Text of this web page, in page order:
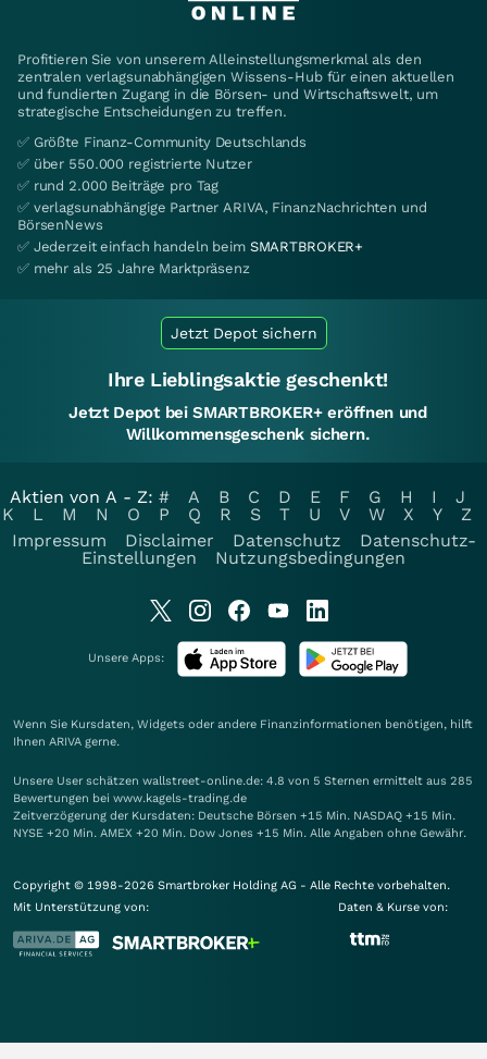
Profitieren Sie von unserem Alleinstellungsmerkmal als den
zentralen verlagsunabhängigen Wissens-Hub für einen aktuellen
und fundierten Zugang in die Börsen- und Wirtschaftswelt, um
strategische Entscheidungen zu treffen.
✅ Größte Finanz-Community Deutschlands
✅ über 550.000 registrierte Nutzer
✅ rund 2.000 Beiträge pro Tag
✅ verlagsunabhängige Partner ARIVA, FinanzNachrichten und
BörsenNews
✅ Jederzeit einfach handeln beim SMARTBROKER+
✅ mehr als 25 Jahre Marktpräsenz
Jetzt Depot sichern
Ihre Lieblingsaktie geschenkt!
Jetzt Depot bei SMARTBROKER+ eröffnen und
Willkommensgeschenk sichern.
Aktien von A - Z: # A B C D E F G H I
J
K
L M N O P Q R S T U V W X Y
Z
Impressum
Disclaimer Datenschutz
Datenschutz-
Einstellungen
Nutzungsbedingungen
Unsere Apps:
Wenn Sie Kursdaten, Widgets oder andere Finanzinformationen benötigen, hilft
Ihnen ARIVA gerne.
Unsere User schätzen wallstreet-online.de: 4.8 von 5 Sternen ermittelt aus 285
Bewertungen bei www.kagels-trading.de
Zeitverzögerung der Kursdaten: Deutsche Börsen +15 Min. NASDAQ +15 Min.
NYSE +20 Min. AMEX +20 Min. Dow Jones +15 Min. Alle Angaben ohne Gewähr.
Copyright © 1998-2026 Smartbroker Holding AG - Alle Rechte vorbehalten.
Mit Unterstützung von:
Daten & Kurse von: